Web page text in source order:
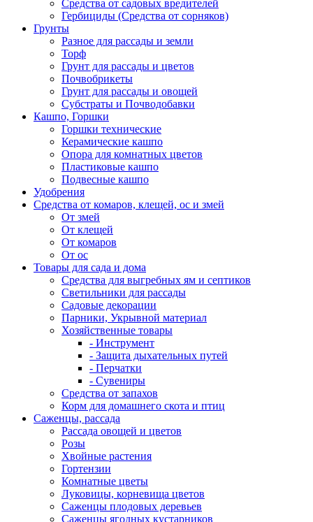
Средства от садовых вредителей
Гербициды (Средства от сорняков)
Грунты
Разное для рассады и земли
Торф
Грунт для рассады и цветов
Почвобрикеты
Грунт для рассады и овощей
Субстраты и Почводобавки
Кашпо, Горшки
Горшки технические
Керамические кашпо
Опора для комнатных цветов
Пластиковые кашпо
Подвесные кашпо
Удобрения
Средства от комаров, клещей, ос и змей
От змей
От клещей
От комаров
От ос
Товары для сада и дома
Средства для выгребных ям и септиков
Светильники для рассады
Садовые декорации
Парники, Укрывной материал
Хозяйственные товары
- Инструмент
- Защита дыхательных путей
- Перчатки
- Сувениры
Средства от запахов
Корм для домашнего скота и птиц
Саженцы, рассада
Рассада овощей и цветов
Розы
Хвойные растения
Гортензии
Комнатные цветы
Луковицы, корневища цветов
Саженцы плодовых деревьев
Саженцы ягодных кустарников